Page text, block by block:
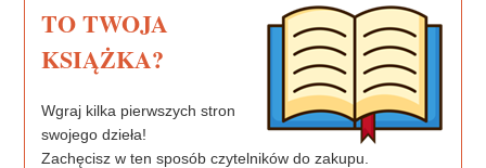
TO TWOJA
KSIĄŻKA?
Wgraj kilka pierwszych stron
swojego dzieła!
Zachęcisz w ten sposób czytelników do zakupu.